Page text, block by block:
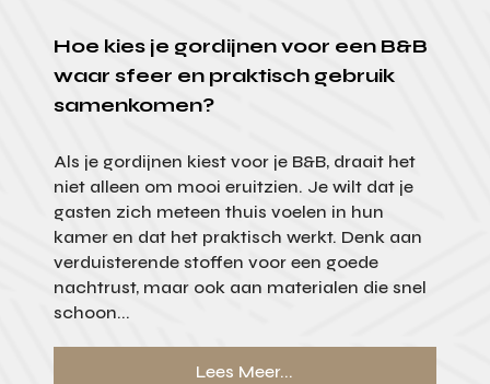
Hoe kies je gordijnen voor een B&B
waar sfeer en praktisch gebruik
samenkomen?
Als je gordijnen kiest voor je B&B, draait het
niet alleen om mooi eruitzien. Je wilt dat je
gasten zich meteen thuis voelen in hun
kamer en dat het praktisch werkt. Denk aan
verduisterende stoffen voor een goede
nachtrust, maar ook aan materialen die snel
schoon...
Lees Meer...